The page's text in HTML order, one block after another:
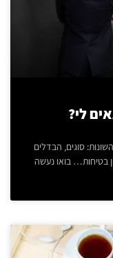
לי?
סוגים, הבדלים
בטיחות… בואו נעשה